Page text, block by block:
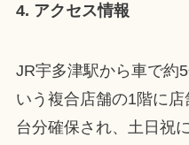
4. アクセス情報
JR宇多津駅から車で約
いう複合店舗の1階に
台分確保され、土日祝